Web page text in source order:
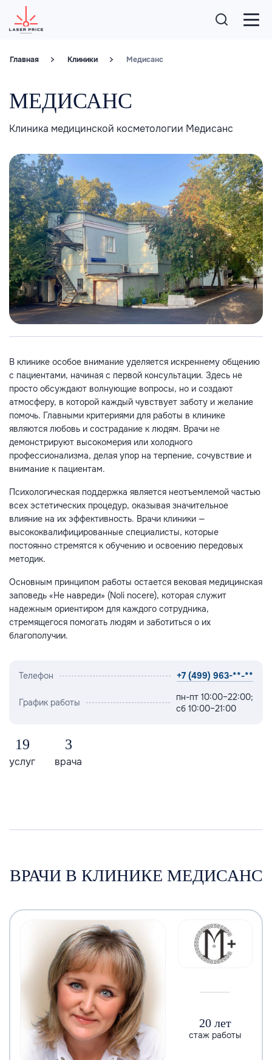
Главная Клиники Медисанс
МЕДИСАНС
Клиника медицинской косметологии Медисанс
В клинике особое внимание уделяется искреннему общению
с пациентами, начиная с первой консультации. Здесь не
просто обсуждают волнующие вопросы, но и создают
атмосферу, в которой каждый чувствует заботу и желание
помочь. Главными критериями для работы в клинике
являются любовь и сострадание к людям. Врачи не
демонстрируют высокомерия или холодного
профессионализма, делая упор на терпение, сочувствие и
внимание к пациентам.
Психологическая поддержка является неотъемлемой частью
всех эстетических процедур, оказывая значительное
влияние на их эффективность. Врачи клиники —
высококвалифицированные специалисты, которые
постоянно стремятся к обучению и освоению передовых
методик.
Основным принципом работы остается вековая медицинская
заповедь «Не навреди» (Noli nocere), которая служит
надежным ориентиром для каждого сотрудника,
стремящегося помогать людям и заботиться о их
благополучии.
Телефон +7 (499) 963-**-**
График работы
пн-пт 10:00–22:00;
сб 10:00–21:00
19
услуг
3
врача
ВРАЧИ В КЛИНИКЕ МЕДИСАНС
20 лет
стаж работы